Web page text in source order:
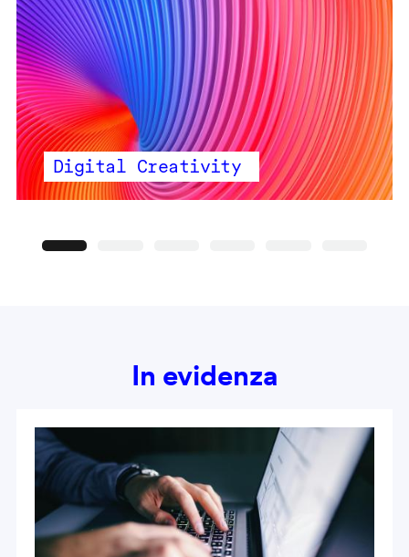
Digital Creativity
In evidenza